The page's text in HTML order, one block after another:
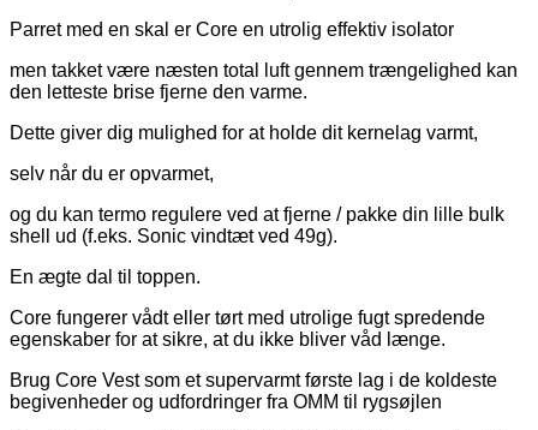
Parret med en skal er Core en utrolig effektiv isolator
men takket være næsten total luft gennem trængelighed kan
den letteste brise fjerne den varme.
Dette giver dig mulighed for at holde dit kernelag varmt,
selv når du er opvarmet,
og du kan termo regulere ved at fjerne / pakke din lille bulk
shell ud (f.eks. Sonic vindtæt ved 49g).
En ægte dal til toppen.
Core fungerer vådt eller tørt med utrolige fugt spredende
egenskaber for at sikre, at du ikke bliver våd længe.
Brug Core Vest som et supervarmt første lag i de koldeste
begivenheder og udfordringer fra OMM til rygsøjlen